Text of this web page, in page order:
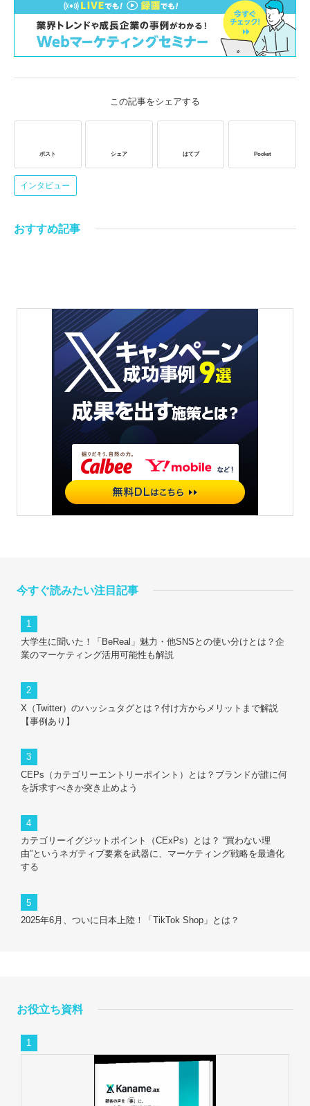
この記事をシェアする
ポスト シェア はてブ Pocket
インタビュー
おすすめ記事
今すぐ読みたい注目記事
大学生に聞いた！「BeReal」魅力・他SNSとの使い分けとは？企
業のマーケティング活用可能性も解説
X（Twitter）のハッシュタグとは？付け方からメリットまで解説
【事例あり】
CEPs（カテゴリーエントリーポイント）とは？ブランドが誰に何
を訴求すべきか突き止めよう
カテゴリーイグジットポイント（CExPs）とは？ “買わない理
由”というネガティブ要素を武器に、マーケティング戦略を最適化
する
2025年6月、ついに日本上陸！「TikTok Shop」とは？
お役立ち資料